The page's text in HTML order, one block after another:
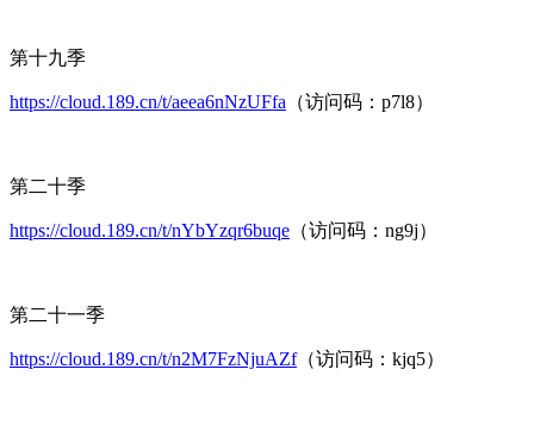
第十九季
https://cloud.189.cn/t/aeea6nNzUFfa （访问码：p7l8）
第二十季
https://cloud.189.cn/t/nYbYzqr6buqe （访问码：ng9j）
第二十一季
https://cloud.189.cn/t/n2M7FzNjuAZf（访问码：kjq5）